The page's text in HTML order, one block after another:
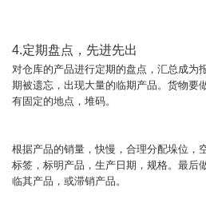
4.定期盘点，先进先出
对仓库的产品进行定期的盘点，汇总成为
期被遗忘，出现大量的临期产品。货物要
有固定的地点，堆码。
根据产品的销量，快慢，合理分配垛位，
标签，标明产品，生产日期，规格。最后
临其产品，或滞销产品。